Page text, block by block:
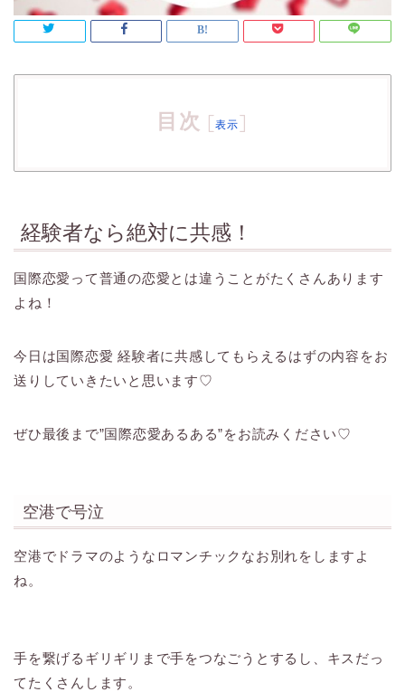
目次 [表示]
経験者なら絶対に共感！
国際恋愛って普通の恋愛とは違うことがたくさんあります
よね！
今日は国際恋愛 経験者に共感してもらえるはずの内容をお
送りしていきたいと思います♡
ぜひ最後まで”国際恋愛あるある”をお読みください♡
空港で号泣
空港でドラマのようなロマンチックなお別れをしますよ
ね。
手を繋げるギリギリまで手をつなごうとするし、キスだっ
てたくさんします。